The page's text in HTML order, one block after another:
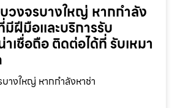
วงจรบางใหญ่ หากกำลัง
มีฝีมือและบริการรับ
เชื่อถือ ติดต่อได้ที่ รับเหมา
างใหญ่ หากกำลังหาช่า